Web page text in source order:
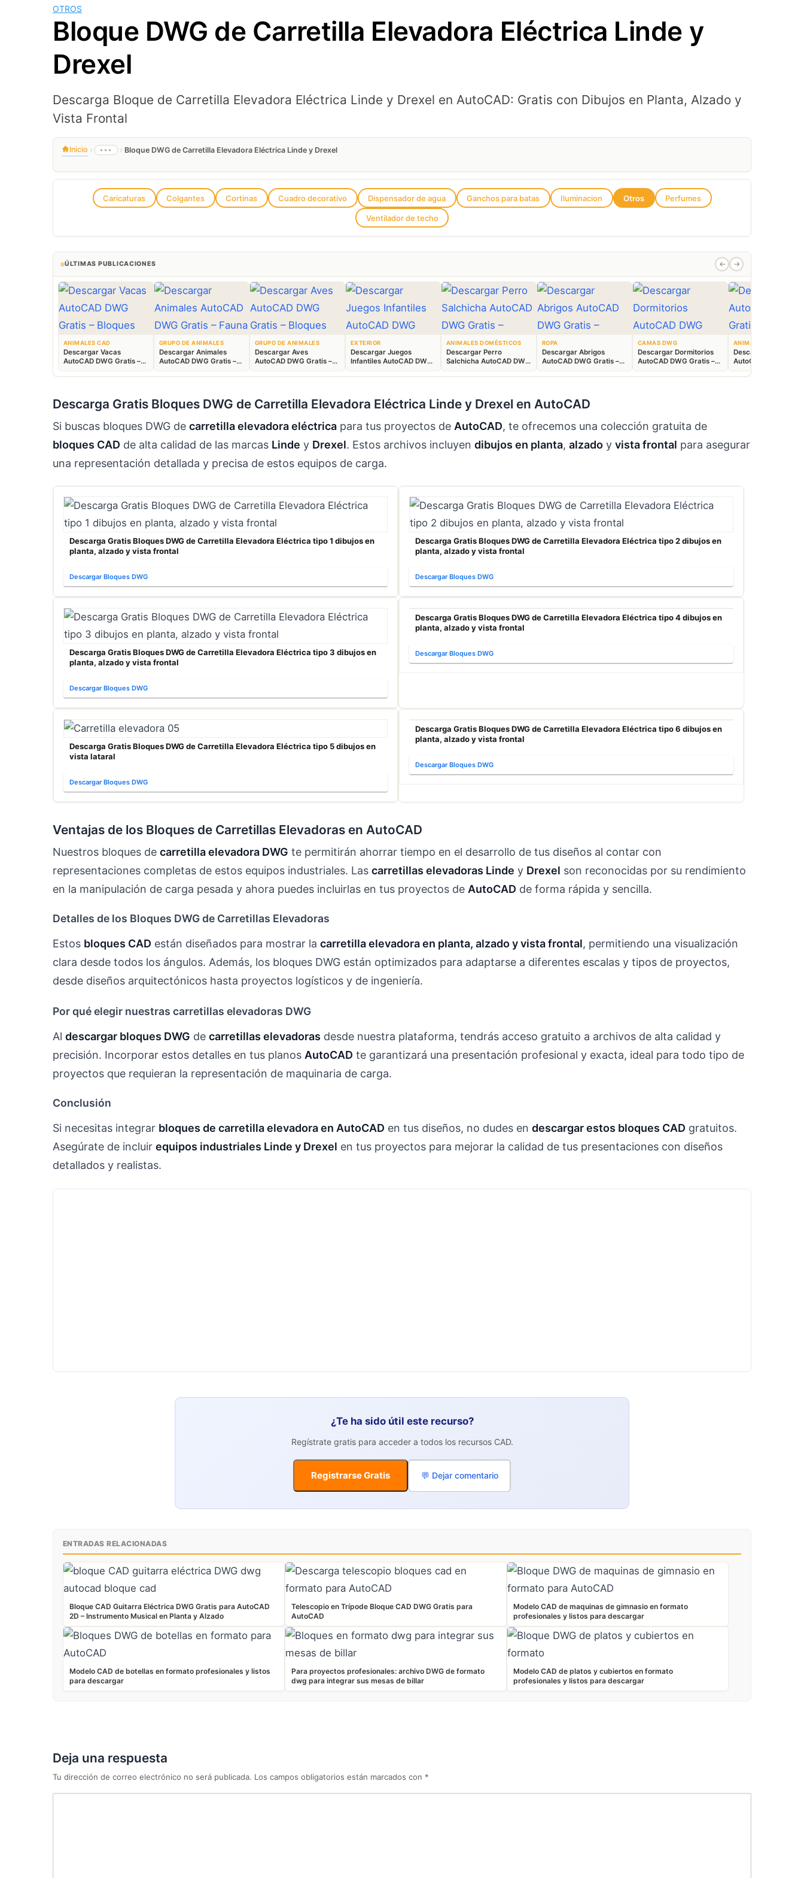
OTROS
Bloque DWG de Carretilla Elevadora Eléctrica Linde y
Drexel
Descarga Bloque de Carretilla Elevadora Eléctrica Linde y Drexel en AutoCAD: Gratis con Dibujos en Planta, Alzado y
Vista Frontal
Inicio › ••• › Bloque DWG de Carretilla Elevadora Eléctrica Linde y Drexel
Caricaturas Colgantes Cortinas Cuadro decorativo Dispensador de agua Ganchos para batas Iluminacion Otros Perfumes
Ventilador de techo
ÚLTIMAS PUBLICACIONES ← →
ANIMALES CAD
Descargar Vacas
AutoCAD DWG Gratis –
Bloques Ganaderos 2D
GRUPO DE ANIMALES
Descargar Animales
AutoCAD DWG Gratis –
Fauna 2D CAD
GRUPO DE ANIMALES
Descargar Aves
AutoCAD DWG Gratis –
Bloques Animales 2D
EXTERIOR
Descargar Juegos
Infantiles AutoCAD DWG
Gratis – Parque 2D
ANIMALES DOMÉSTICOS
Descargar Perro
Salchicha AutoCAD DWG
Gratis – Bloque 2D
ROPA
Descargar Abrigos
AutoCAD DWG Gratis –
Bloques 2D
CAMAS DWG
Descargar Dormitorios
AutoCAD DWG Gratis –
Bloques 2D
ANIMALES CAD
Descargar Akita
AutoCAD DWG
Bloque 2D Canino
Descarga Gratis Bloques DWG de Carretilla Elevadora Eléctrica Linde y Drexel en AutoCAD
Si buscas bloques DWG de carretilla elevadora eléctrica para tus proyectos de AutoCAD, te ofrecemos una colección gratuita de
bloques CAD de alta calidad de las marcas Linde y Drexel. Estos archivos incluyen dibujos en planta, alzado y vista frontal para asegurar
una representación detallada y precisa de estos equipos de carga.
Descarga Gratis Bloques DWG de Carretilla Elevadora Eléctrica tipo 1 dibujos en
planta, alzado y vista frontal
Descargar Bloques DWG
Descarga Gratis Bloques DWG de Carretilla Elevadora Eléctrica tipo 2 dibujos en
planta, alzado y vista frontal
Descargar Bloques DWG
Descarga Gratis Bloques DWG de Carretilla Elevadora Eléctrica tipo 3 dibujos en
planta, alzado y vista frontal
Descargar Bloques DWG
Descarga Gratis Bloques DWG de Carretilla Elevadora Eléctrica tipo 4 dibujos en
planta, alzado y vista frontal
Descargar Bloques DWG
Descarga Gratis Bloques DWG de Carretilla Elevadora Eléctrica tipo 5 dibujos en
vista lataral
Descargar Bloques DWG
Descarga Gratis Bloques DWG de Carretilla Elevadora Eléctrica tipo 6 dibujos en
planta, alzado y vista frontal
Descargar Bloques DWG
Ventajas de los Bloques de Carretillas Elevadoras en AutoCAD
Nuestros bloques de carretilla elevadora DWG te permitirán ahorrar tiempo en el desarrollo de tus diseños al contar con
representaciones completas de estos equipos industriales. Las carretillas elevadoras Linde y Drexel son reconocidas por su rendimiento
en la manipulación de carga pesada y ahora puedes incluirlas en tus proyectos de AutoCAD de forma rápida y sencilla.
Detalles de los Bloques DWG de Carretillas Elevadoras
Estos bloques CAD están diseñados para mostrar la carretilla elevadora en planta, alzado y vista frontal, permitiendo una visualización
clara desde todos los ángulos. Además, los bloques DWG están optimizados para adaptarse a diferentes escalas y tipos de proyectos,
desde diseños arquitectónicos hasta proyectos logísticos y de ingeniería.
Por qué elegir nuestras carretillas elevadoras DWG
Al descargar bloques DWG de carretillas elevadoras desde nuestra plataforma, tendrás acceso gratuito a archivos de alta calidad y
precisión. Incorporar estos detalles en tus planos AutoCAD te garantizará una presentación profesional y exacta, ideal para todo tipo de
proyectos que requieran la representación de maquinaria de carga.
Conclusión
Si necesitas integrar bloques de carretilla elevadora en AutoCAD en tus diseños, no dudes en descargar estos bloques CAD gratuitos.
Asegúrate de incluir equipos industriales Linde y Drexel en tus proyectos para mejorar la calidad de tus presentaciones con diseños
detallados y realistas.
¿Te ha sido útil este recurso?
Regístrate gratis para acceder a todos los recursos CAD.
Registrarse Gratis 💬 Dejar comentario
ENTRADAS RELACIONADAS
Bloque CAD Guitarra Eléctrica DWG Gratis para AutoCAD
2D – Instrumento Musical en Planta y Alzado
Telescopio en Trípode Bloque CAD DWG Gratis para
AutoCAD
Modelo CAD de maquinas de gimnasio en formato
profesionales y listos para descargar
Modelo CAD de botellas en formato profesionales y listos
para descargar
Para proyectos profesionales: archivo DWG de formato
dwg para integrar sus mesas de billar
Modelo CAD de platos y cubiertos en formato
profesionales y listos para descargar
Deja una respuesta
Tu dirección de correo electrónico no será publicada. Los campos obligatorios están marcados con *